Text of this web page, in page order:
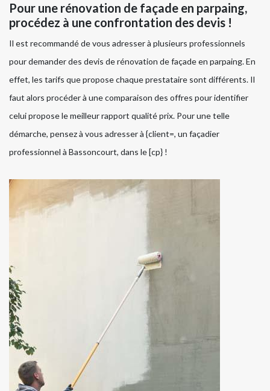
Pour une rénovation de façade en parpaing,
procédez à une confrontation des devis !
Il est recommandé de vous adresser à plusieurs professionnels
pour demander des devis de rénovation de façade en parpaing. En
effet, les tarifs que propose chaque prestataire sont différents. Il
faut alors procéder à une comparaison des offres pour identifier
celui propose le meilleur rapport qualité prix. Pour une telle
démarche, pensez à vous adresser à {client=, un façadier
professionnel à Bassoncourt, dans le [cp} !